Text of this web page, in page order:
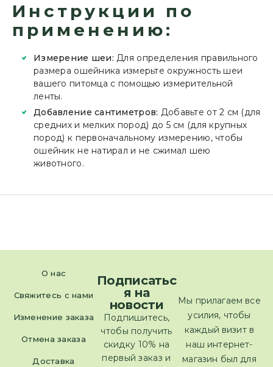
Инструкции по
применению:
Измерение шеи: Для определения правильного
размера ошейника измерьте окружность шеи
вашего питомца с помощью измерительной
ленты.
Добавление сантиметров: Добавьте от 2 см (для
средних и мелких пород) до 5 см (для крупных
пород) к первоначальному измерению, чтобы
ошейник не натирал и не сжимал шею
животного.
О нас
Свяжитесь с нами
Изменение заказа
Отмена заказа
Доставка
Мы прилагаем все
усилия, чтобы
каждый визит в
наш интернет-
магазин был для
Подписатьс
я на
новости
Подпишитесь,
чтобы получить
скидку 10% на
первый заказ и